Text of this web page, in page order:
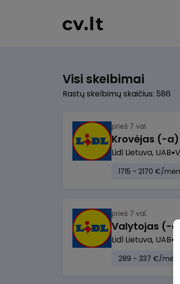
Visi skelbimai
Rastų skelbimų skaičius: 586
prieš 7 val.
Lidl Lietuva, UAB
1715 - 2170 €/
prieš 7 val.
Lidl Lietuva, UAB
289 - 337 €/mėn.